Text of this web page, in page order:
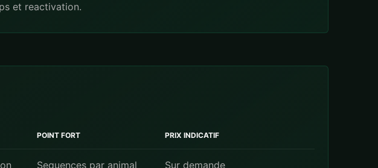
et reactivation.
POINT FORT PRIX INDICATIF
Sequences par animal Sur demande